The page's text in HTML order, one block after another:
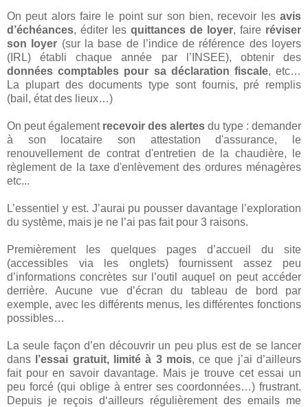
On peut alors faire le point sur son bien, recevoir les avis
d’échéances, éditer les quittances de loyer, faire réviser
son loyer (sur la base de l’indice de référence des loyers
(IRL) établi chaque année par l’INSEE), obtenir des
données comptables pour sa déclaration fiscale, etc…
La plupart des documents type sont fournis, pré remplis
(bail, état des lieux…)
On peut égalementrecevoir des alertes du type : demander
à son locataire son attestation d'assurance, le
renouvellement de contrat d'entretien de la chaudière, le
règlement de la taxe d'enlèvement des ordures ménagères
etc...
L’essentiel y est. J’aurai pu pousser davantage l’exploration
du système, mais je ne l’ai pas fait pour 3 raisons.
Premièrement les quelques pages d’accueil du site
(accessibles via les onglets) fournissent assez peu
d’informations concrètes sur l’outil auquel on peut accéder
derrière. Aucune vue d’écran du tableau de bord par
exemple, avec les différents menus, les différentes fonctions
possibles…
La seule façon d’en découvrir un peu plus est de se lancer
dans l’essai gratuit, limité à 3 mois, ce que j’ai d’ailleurs
fait pour en savoir davantage. Mais je trouve cet essai un
peu forcé (qui oblige à entrer ses coordonnées…) frustrant.
Depuis je reçois d‘ailleurs régulièrement des emails me